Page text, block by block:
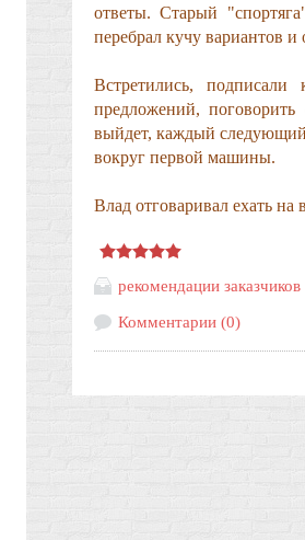
ответы. Старый
перебрал кучу вариантов и
Встретились, подписали
предложений,
выйдет, каждый
вокруг первой машины.
Влад отговаривал ехать на
рекомендации заказчиков
Комментарии (0)